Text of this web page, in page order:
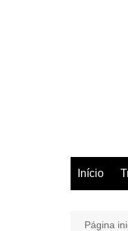
Início
Página